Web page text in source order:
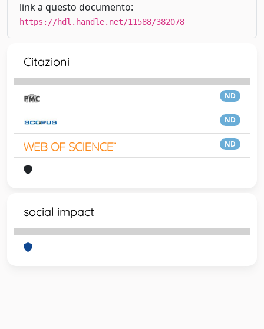
link a questo documento:
https://hdl.handle.net/11588/382078
Citazioni
ND
ND
ND
social impact